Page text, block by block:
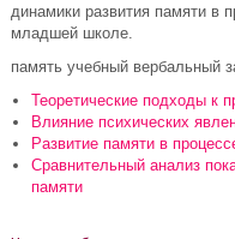
динамики развития памяти в
младшей школе.
память учебный вербальный
Теоретические подходы к
Влияние психических
Развитие памяти в
Сравнительный анализ
памяти